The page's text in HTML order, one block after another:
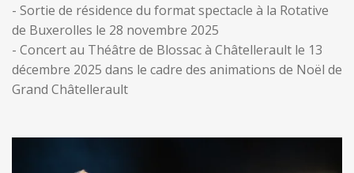
- Sortie de résidence du format spectacle à la Rotative
de Buxerolles le 28 novembre 2025
- Concert au Théâtre de Blossac à Châtellerault le 13
décembre 2025 dans le cadre des animations de Noël de
Grand Châtellerault